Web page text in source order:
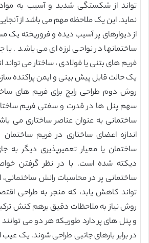
تواند از شکستگی شدید و آسیب به
نماید. این یک ملاحظه مهم می باشد از
از دیوارهای پر آسیب دیده و فروریخته یک
ساختمانها در نواحی لرزه ای می باشد . با
فریم های بتنی یا فولادی ، ساختار می تواند
یک حالت قابل پیش بینی و ایمن پراکنده
روش دوم طراحی رایج برای فریم های
سهم پنل ها در قدرت و سفتی فریم
ساختمانی به عنوان عناصر ساختاری می
اندازه اعضای ساختاری در فریم
ساختمان یا معیار تعمیرپذیری دیگر به
دیکته شده است. با در نظر گرفتن
ساختمانی پر در محاسبات رانش ساختمانی،
تواند کاهش یابد، که منجر به طراحی
روش نیاز به ملاحظات دقیق برهم کنش
و پنل های پر دارد طوریکه هر دو می
در برابر بارهای جانبی طراحی شوند. یک